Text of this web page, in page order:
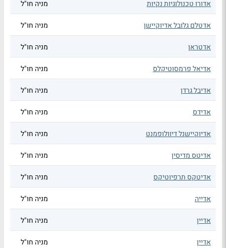
אדורו טכנולוגיות נקיות מניה חו"ל
אדטלם גלובל אדיוקיישן מניה חו"ל
אדטראן מניה חו"ל
אדיאל פרמסוטיקלס מניה חו"ל
אדיבל גרדן מניה חו"ל
אדידס מניה חו"ל
אדיוקיישנל דיוולופמנט מניה חו"ל
אדיטס מדיסין מניה חו"ל
אדיטקס תרפיוטיקס מניה חו"ל
אדייה מניה חו"ל
אדיין מניה חו"ל
אדיין מניה חו"ל